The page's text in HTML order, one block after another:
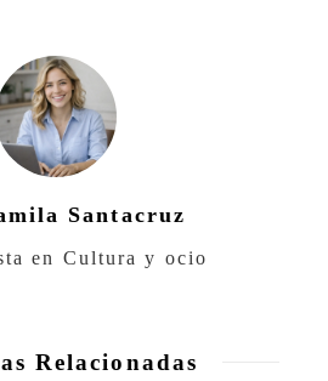
Santacruz
en Cultura y ocio
Relacionadas